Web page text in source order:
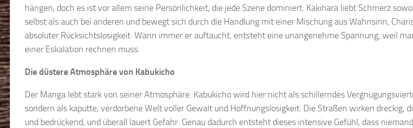
hängen, doch es ist vor allem seine Persönlichkeit, die jede Szene dominiert. Kakihara liebt Schmerz
selbst als auch bei anderen und bewegt sich durch die Handlung mit einer Mischung aus Wahnsinn,
absoluter Rücksichtslosigkeit. Wann immer er auftaucht, entsteht eine unangenehme Spannung, weil
einer Eskalation rechnen muss.
Die düstere Atmosphäre von Kabukicho
Der Manga lebt stark von seiner Atmosphäre. Kabukicho wird hier nicht als schillerndes
sondern als kaputte, verdorbene Welt voller Gewalt und Hoffnungslosigkeit. Die Straßen wirken dreckig,
und bedrückend, und überall lauert Gefahr. Genau dadurch entsteht dieses intensive Gefühl, dass